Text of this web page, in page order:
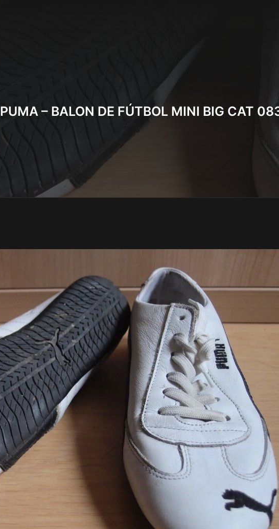
PUMA – BALON DE FÚTBOL MINI BIG CAT